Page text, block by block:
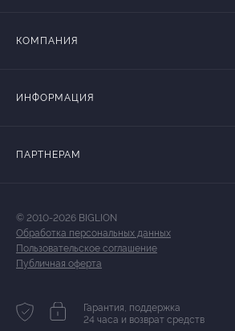
КОМПАНИЯ
ИНФОРМАЦИЯ
ПАРТНЕРАМ
© 2010-2026 BIGLION
Обработка персональных данных
Пользовательское соглашение
Публичная оферта
Гарантия, поддержка
24 часа и возврат средств